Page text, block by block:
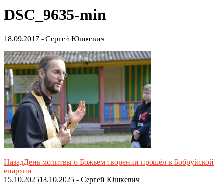
DSC_9635-min
18.09.2017 - Сергей Юшкевич
НазадДень молитвы о Божьем творении прошёл в Бобруйской
епархии
15.10.202518.10.2025 - Сергей Юшкевич